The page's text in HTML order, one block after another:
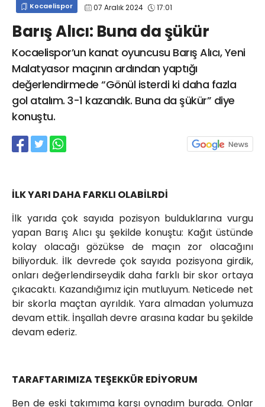
Kocaelispor 07 Aralık 2024 17:01
Barış Alıcı: Buna da şükür
Kocaelispor’un kanat oyuncusu Barış Alıcı, Yeni
Malatyasor maçının ardından yaptığı
değerlendirmede “Gönül isterdi ki daha fazla
gol atalım. 3-1 kazandık. Buna da şükür” diye
konuştu.
İLK YARI DAHA FARKLI OLABİLRDİ
İlk yarıda çok sayıda pozisyon bulduklarına vurgu
yapan Barış Alıcı şu şekilde konuştu: Kağıt üstünde
kolay olacağı gözükse de maçın zor olacağını
biliyorduk. İlk devrede çok sayıda pozisyona girdik,
onları değerlendirseydik daha farklı bir skor ortaya
çıkacaktı. Kazandığımız için mutluyum. Neticede net
bir skorla maçtan ayrıldık. Yara almadan yolumuza
devam ettik. İnşallah devre arasına kadar bu şekilde
devam ederiz.
TARAFTARIMIZA TEŞEKKÜR EDİYORUM
Ben de eski takımıma karşı oynadım burada. Onlar
info@spor41.com